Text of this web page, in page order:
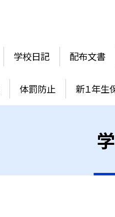
学校日記 配布文書
体罰防止 新１年生